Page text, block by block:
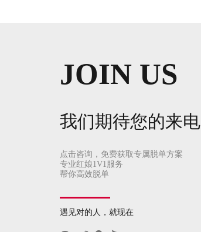
JOIN US
我们期待您的来电
点击咨询，免费获取专属脱单方案
专业红娘1V1服务
帮你高效脱单
遇见对的人，就现在